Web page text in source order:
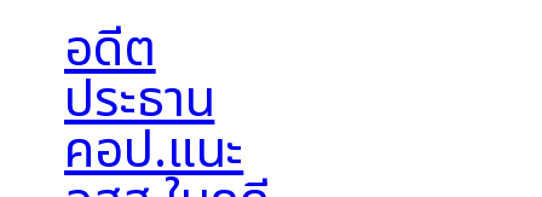
อดีต
ประธาน
คอป.แนะ